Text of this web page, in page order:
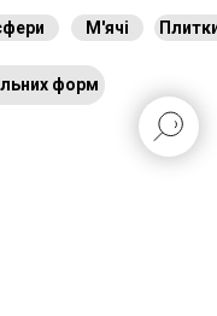
форм
М'ячі